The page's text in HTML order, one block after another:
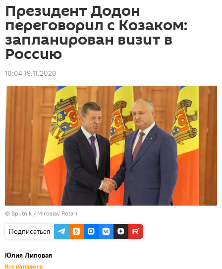
Президент Додон
переговорил с Козаком:
запланирован визит в
Россию
10:04 19.11.2020
© Sputnik / Miroslav Rotari
Подписаться
Юлия Липовая
Все материалы